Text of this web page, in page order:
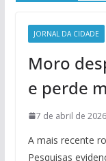
JORNAL DA CIDADE
Moro
e perde
7 de abril de 2026
A mais recente
Pesquisas